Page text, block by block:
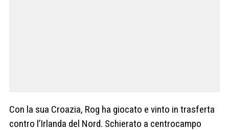
Con la sua Croazia, Rog ha giocato e vinto in trasferta
contro l’Irlanda del Nord. Schierato a centrocampo